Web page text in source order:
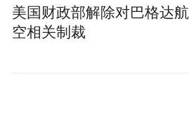
美国财政部解除对巴格达航
空相关制裁